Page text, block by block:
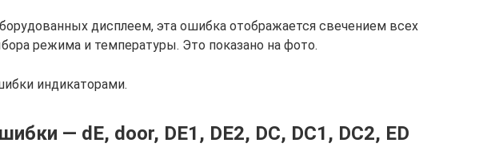
дисплеем, эта ошибка отображается свечением всех
режима и температуры. Это показано на фото.
индикаторами.
— dE, door, DE1, DE2, DC, DC1, DC2, ED